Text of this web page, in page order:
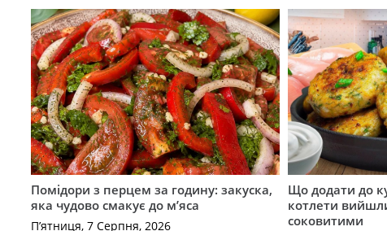
Помідори з перцем за годину: закуска,
яка чудово смакує до м’яса
П’ятниця, 7 Серпня, 2026
Що додати до
котлети
соковитими